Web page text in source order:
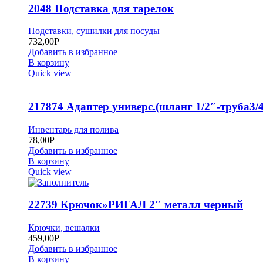
2048 Подставка для тарелок
Подставки, сушилки для посуды
732,00Р
Добавить в избранное
В корзину
Quick view
217874 Адаптер универс.(шланг 1/2″-труба3/
Инвентарь для полива
78,00Р
Добавить в избранное
В корзину
Quick view
22739 Крючок»РИГАЛ 2″ металл черный
Крючки, вешалки
459,00Р
Добавить в избранное
В корзину